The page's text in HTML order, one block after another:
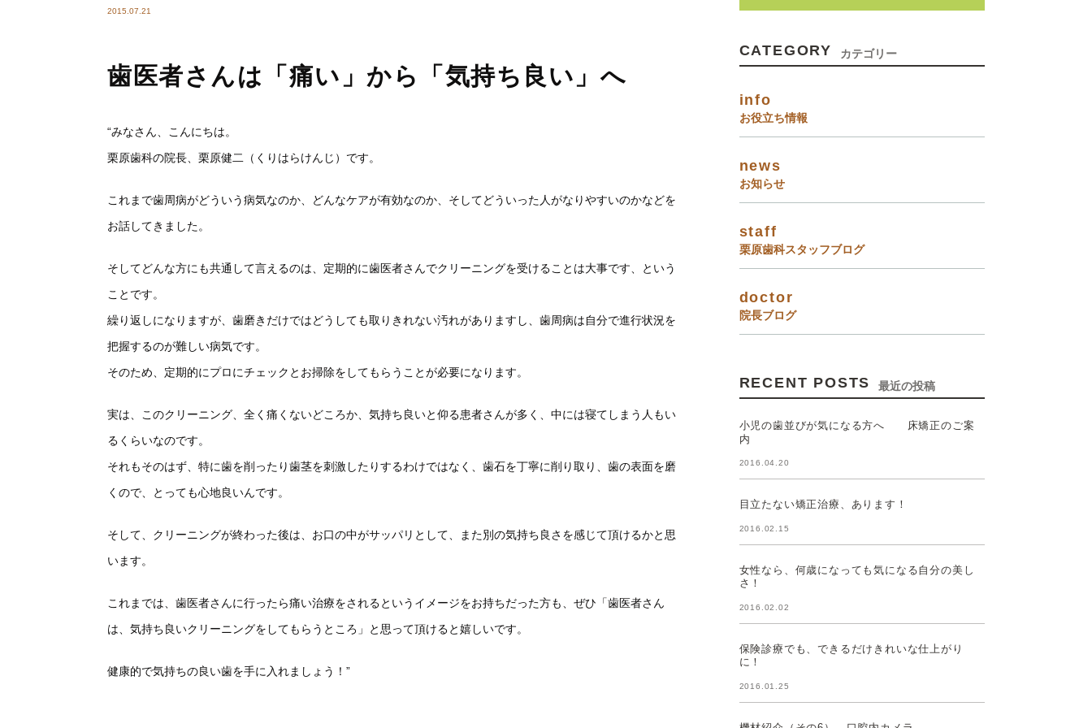
2015.07.21
歯医者さんは「痛い」から「気持ち良い」へ
“みなさん、こんにちは。
栗原歯科の院長、栗原健二（くりはらけんじ）です。
これまで歯周病がどういう病気なのか、どんなケアが有効なのか、そしてどういった人がなりやすいのかなどを
お話してきました。
そしてどんな方にも共通して言えるのは、定期的に歯医者さんでクリーニングを受けることは大事です、という
ことです。
繰り返しになりますが、歯磨きだけではどうしても取りきれない汚れがありますし、歯周病は自分で進行状況を
把握するのが難しい病気です。
そのため、定期的にプロにチェックとお掃除をしてもらうことが必要になります。
実は、このクリーニング、全く痛くないどころか、気持ち良いと仰る患者さんが多く、中には寝てしまう人もい
るくらいなのです。
それもそのはず、特に歯を削ったり歯茎を刺激したりするわけではなく、歯石を丁寧に削り取り、歯の表面を磨
くので、とっても心地良いんです。
そして、クリーニングが終わった後は、お口の中がサッパリとして、また別の気持ち良さを感じて頂けるかと思
います。
これまでは、歯医者さんに行ったら痛い治療をされるというイメージをお持ちだった方も、ぜひ「歯医者さん
は、気持ち良いクリーニングをしてもらうところ」と思って頂けると嬉しいです。
健康的で気持ちの良い歯を手に入れましょう！”
CATEGORY カテゴリー
info
お役立ち情報
news
お知らせ
staff
栗原歯科スタッフブログ
doctor
院長ブログ
RECENT POSTS 最近の投稿
小児の歯並びが気になる方へ 床矯正のご案
内
2016.04.20
目立たない矯正治療、あります！
2016.02.15
女性なら、何歳になっても気になる自分の美し
さ！
2016.02.02
保険診療でも、できるだけきれいな仕上がり
に！
2016.01.25